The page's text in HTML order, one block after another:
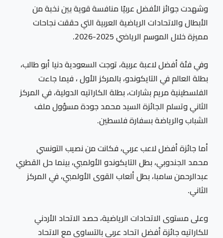
وشهدت جوائز الأفضل عربيًا منافسة قوية بين نخبة من
الأبطال والاتحادات الرياضية العربية التي حققت نجاحات
مميزة خلال الموسم الرياضي 2025-2026.
وفي فئة أفضل لاعبة عربية، توجت السعودية دنيا أبو طالب،
بطلة العالم في التايكوندو، بالمركز الأول ، فيما جاءت
الفلسطينية مريم بشارات، بطلة الكاراتيه الدولية، في المركز
الثاني وتسلم الجائزة السيد محمد جودة مسؤول ملف
الشباب والرياضة بسفارة فلسطين.
أما جائزة أفضل لاعب عربي، فكانت من نصيب التونسي
محمد الجندوبي، بطل التايكوندو الأولمبي، بينما حل القطري
عبدالرحمن سامبا، بطل ألعاب القوى الأولمبي، في المركز
الثاني.
وعلى مستوى الاتحادات الرياضية، حصد الاتحاد الأردني
للكاراتيه جائزة أفضل اتحاد عربي بالتساوي مع الاتحاد